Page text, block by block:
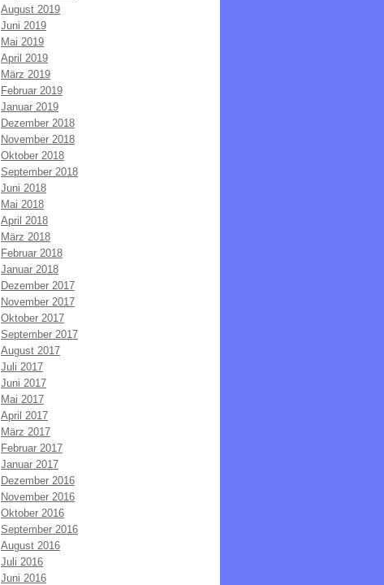
August 2019
Juni 2019
Mai 2019
April 2019
März 2019
Februar 2019
Januar 2019
Dezember 2018
November 2018
Oktober 2018
September 2018
Juni 2018
Mai 2018
April 2018
März 2018
Februar 2018
Januar 2018
Dezember 2017
November 2017
Oktober 2017
September 2017
August 2017
Juli 2017
Juni 2017
Mai 2017
April 2017
März 2017
Februar 2017
Januar 2017
Dezember 2016
November 2016
Oktober 2016
September 2016
August 2016
Juli 2016
Juni 2016